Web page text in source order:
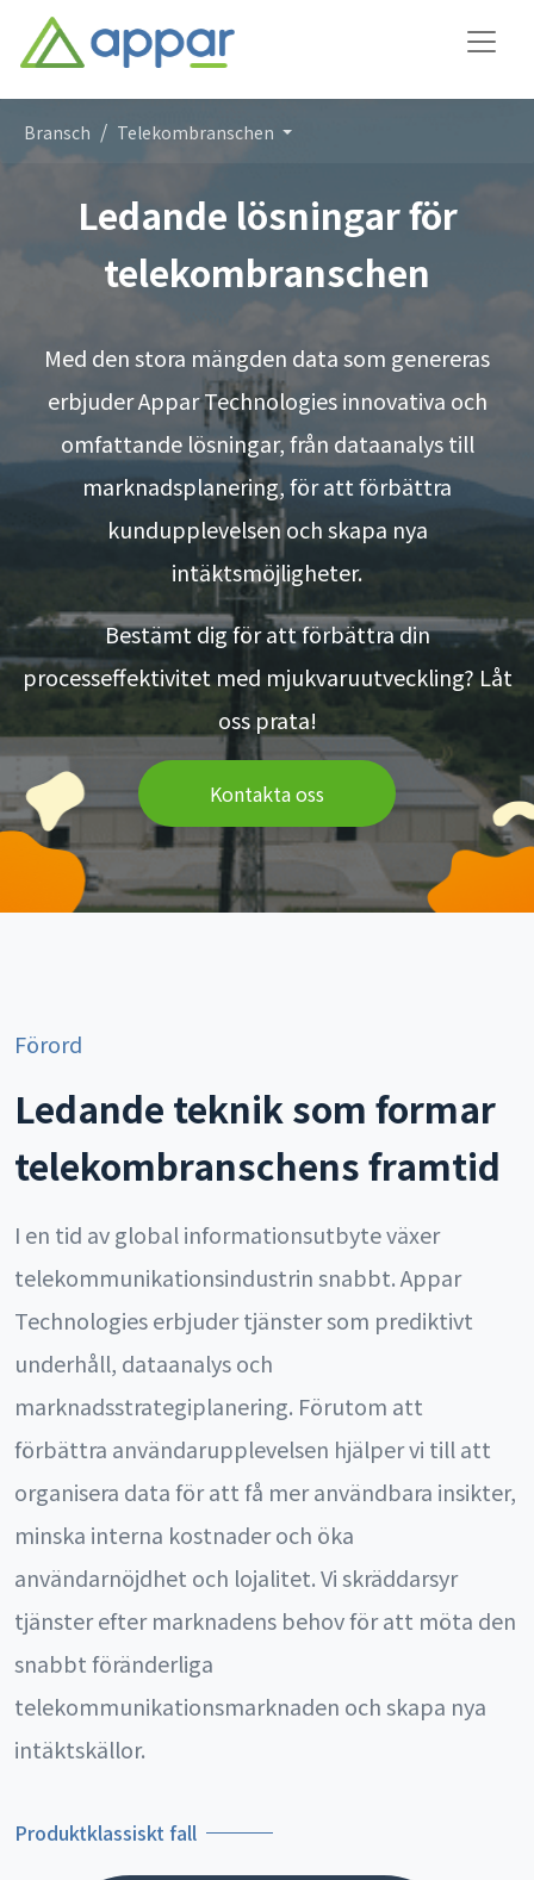
Bransch Telekombranschen
Ledande lösningar för
telekombranschen
Med den stora mängden data som genereras
erbjuder Appar Technologies innovativa och
omfattande lösningar, från dataanalys till
marknadsplanering, för att förbättra
kundupplevelsen och skapa nya
intäktsmöjligheter.
Bestämt dig för att förbättra din
processeffektivitet med mjukvaruutveckling? Låt
oss prata!
Kontakta oss
Förord
Ledande teknik som formar
telekombranschens framtid
I en tid av global informationsutbyte växer
telekommunikationsindustrin snabbt. Appar
Technologies erbjuder tjänster som prediktivt
underhåll, dataanalys och
marknadsstrategiplanering. Förutom att
förbättra användarupplevelsen hjälper vi till att
organisera data för att få mer användbara insikter,
minska interna kostnader och öka
användarnöjdhet och lojalitet. Vi skräddarsyr
tjänster efter marknadens behov för att möta den
snabbt föränderliga
telekommunikationsmarknaden och skapa nya
intäktskällor.
Produktklassiskt fall